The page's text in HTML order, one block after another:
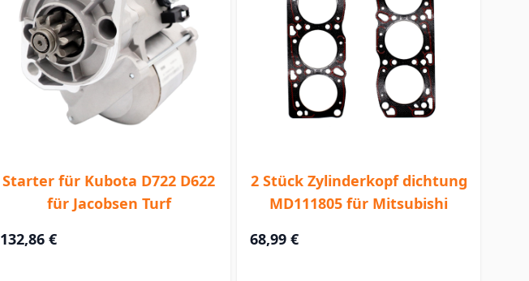
Starter für Kubota D722 D622
für Jacobsen Turf
132,86 €
2 Stück Zylinderkopf dichtung
MD111805 für Mitsubishi
68,99 €